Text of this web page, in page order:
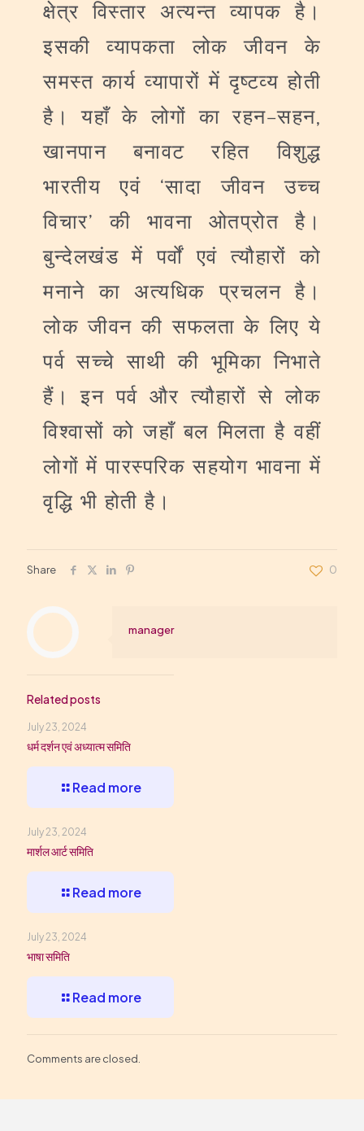
क्षेत्र
विस्तार अत्यन्त व्यापक
है।
इसकी
व्यापकता लोक जीवन
के
समस्त कार्य व्यापारों में दृष्टव्य होती
है।
यहाँ के लोगों का रहन–सहन,
खानपान बनावट रहित
विशुद्ध
भारतीय
एवं ‘सादा जीवन
उच्च
विचार’की भावना ओतप्रोत
है।
बुन्देलखंड में पर्वों एवं त्यौहारों
को
मनाने
का अत्यधिक प्रचलन
है।
लोक जीवन की सफलता के लिए ये
पर्व सच्चे साथी की भूमिका निभाते
हैं।
इन पर्व और त्यौहारों से लोक
विश्वासों को जहाँ बल मिलता है वहीं
लोगों में पारस्परिक सहयोग भावना में
वृद्धि भी होती है।
Share 0
manager
Related posts
July 23, 2024
धर्म दर्शन एवं अध्यात्म समिति
Read more
July 23, 2024
मार्शल आर्ट समिति
Read more
July 23, 2024
भाषा समिति
Read more
Comments are closed.